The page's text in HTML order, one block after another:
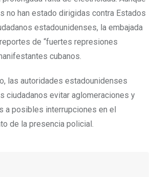
no han estado dirigidas contra Estados
estadounidenses, la embajada
de “fuertes represiones
cubanos.
las autoridades estadounidenses
ciudadanos evitar aglomeraciones y
a posibles interrupciones en el
de la presencia policial.